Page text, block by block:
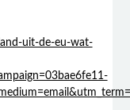
uit-de-eu-wat-